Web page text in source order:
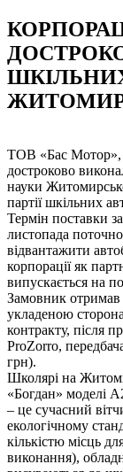
ТОВ «Бас Мотор»,
достроково
науки
партії шкільних
Термін поставки
листопада
відвантажити
корпорації як
випускається на
Замовник отримав
укладеною
контракту, після
ProZorro,
грн).
Школярі на
«Богдан» моделі
– це сучасний
екологічному
кількістю місць
виконання),